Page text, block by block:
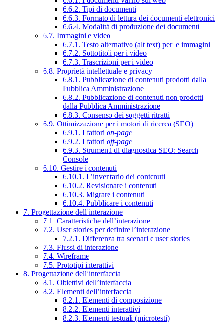
6.6.2. Tipi di documenti
6.6.3. Formato di lettura dei documenti elettronici
6.6.4. Modalità di produzione dei documenti
6.7. Immagini e video
6.7.1. Testo alternativo (alt text) per le immagini
6.7.2. Sottotitoli per i video
6.7.3. Trascrizioni per i video
6.8. Proprietà intellettuale e privacy
6.8.1. Pubblicazione di contenuti prodotti dalla
Pubblica Amministrazione
6.8.2. Pubblicazione di contenuti non prodotti
dalla Pubblica Amministrazione
6.8.3. Consenso dei soggetti ritratti
6.9. Ottimizzazione per i motori di ricerca (SEO)
6.9.1. I fattori on-page
6.9.2. I fattori off-page
6.9.3. Strumenti di diagnostica SEO: Search
Console
6.10. Gestire i contenuti
6.10.1. L’inventario dei contenuti
6.10.2. Revisionare i contenuti
6.10.3. Migrare i contenuti
6.10.4. Pubblicare i contenuti
7. Progettazione dell’interazione
7.1. Caratteristiche dell’interazione
7.2. User stories per definire l’interazione
7.2.1. Differenza tra scenari e user stories
7.3. Flussi di interazione
7.4. Wireframe
7.5. Prototipi interattivi
8. Progettazione dell’interfaccia
8.1. Obiettivi dell’interfaccia
8.2. Elementi dell’interfaccia
8.2.1. Elementi di composizione
8.2.2. Elementi interattivi
8.2.3. Elementi testuali (microtesti)